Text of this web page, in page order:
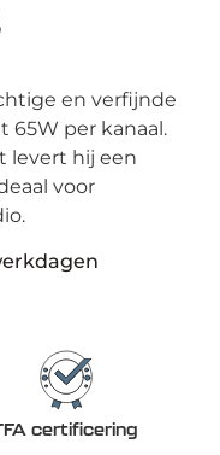
en verfijnde
65W per kanaal.
levert hij een
voor
certificering